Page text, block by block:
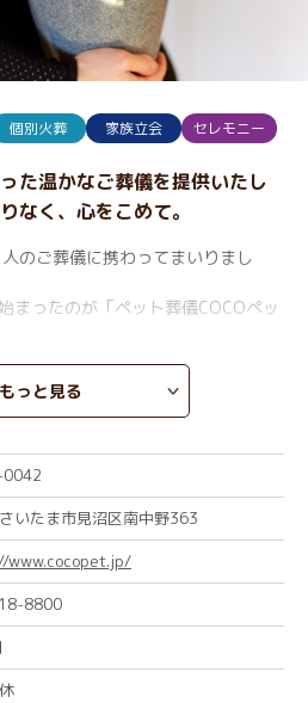
個別火葬 家族立会 セレモニー
た温かなご葬儀を提供いたし
なく、心をこめて。
のご葬儀に携わってまいりまし
まったのが「ペット葬儀COCOペッ
す。
での時間を過ごせるのも、訪問火葬
ご火葬終了まで見守っていただいた
をしていただけます。
どの極小動物から大型犬まで対応可
けておりますので、ペットちゃん
ぜひ一度お問い合わせください。
もっと見る
いたま市見沼区南中野363
www.cocopet.jp/
8800